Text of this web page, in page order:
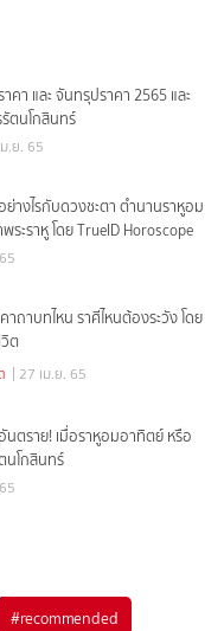
คา และ จันทรุปราคา 2565 และ
รัตนโกสินทร์
.ย. 65
บดวงชะตา ตำนานราหูอม
ระราหู โดย TrueID Horoscope
าบทไหน ราศีไหนต้องระวัง โดย
ต
| 27 เม.ย. 65
นตราย! เมื่อราหูอมอาทิตย์ หรือ
นโกสินทร์
#recommended